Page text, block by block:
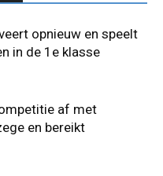
opnieuw en speelt
in de 1e klasse
af met
en bereikt